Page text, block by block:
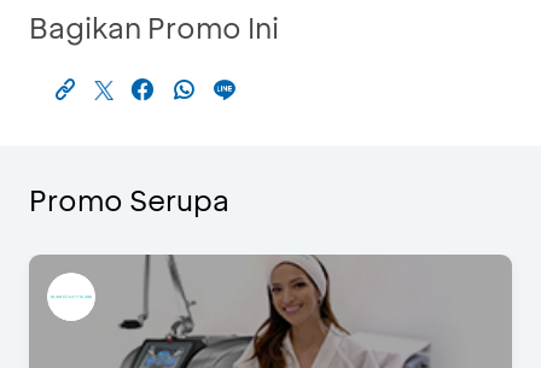
Bagikan Promo Ini
Promo Serupa